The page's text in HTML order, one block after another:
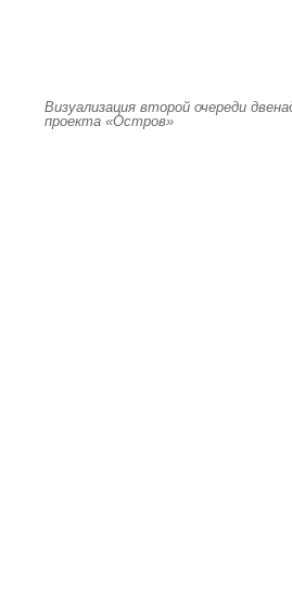
Визуализация второй очереди
проекта «Остров»